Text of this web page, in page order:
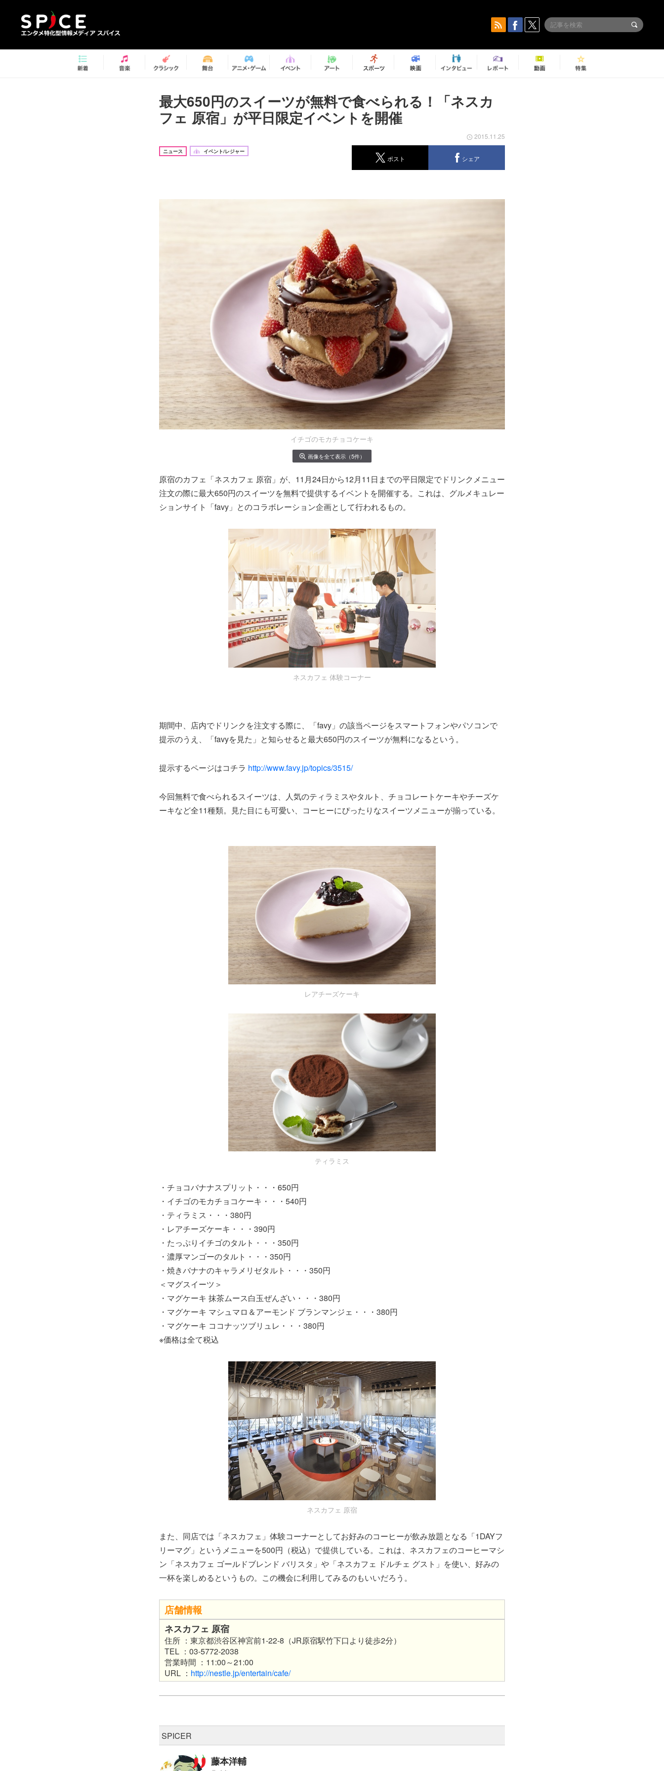
最大650円のスイーツが無料で食べられる！「ネスカ
フェ 原宿」が平日限定イベントを開催
ニュース イベント/レジャー
2015.11.25
ポスト シェア
イチゴのモカチョコケーキ
画像を全て表示（5件）
原宿のカフェ「ネスカフェ 原宿」が、11月24日から12月11日までの平日限定でドリンクメニュー
注文の際に最大650円のスイーツを無料で提供するイベントを開催する。これは、グルメキュレー
ションサイト「favy」とのコラボレーション企画として行われるもの。
ネスカフェ 体験コーナー
期間中、店内でドリンクを注文する際に、「favy」の該当ページをスマートフォンやパソコンで
提示のうえ、「favyを見た」と知らせると最大650円のスイーツが無料になるという。
提示するページはコチラ http://www.favy.jp/topics/3515/
今回無料で食べられるスイーツは、人気のティラミスやタルト、チョコレートケーキやチーズケ
ーキなど全11種類。見た目にも可愛い、コーヒーにぴったりなスイーツメニューが揃っている。
レアチーズケーキ
ティラミス
・チョコバナナスプリット・・・650円
・イチゴのモカチョコケーキ・・・540円
・ティラミス・・・380円
・レアチーズケーキ・・・390円
・たっぷりイチゴのタルト・・・350円
・濃厚マンゴーのタルト・・・350円
・焼きバナナのキャラメリゼタルト・・・350円
＜マグスイーツ＞
・マグケーキ 抹茶ムース白玉ぜんざい・・・380円
・マグケーキ マシュマロ＆アーモンド ブランマンジェ・・・380円
・マグケーキ ココナッツブリュレ・・・380円
※価格は全て税込
ネスカフェ 原宿
また、同店では「ネスカフェ」体験コーナーとしてお好みのコーヒーが飲み放題となる「1DAYフ
リーマグ」というメニューを500円（税込）で提供している。これは、ネスカフェのコーヒーマシ
ン「ネスカフェ ゴールドブレンド バリスタ」や「ネスカフェ ドルチェ グスト」を使い、好みの
一杯を楽しめるというもの。この機会に利用してみるのもいいだろう。
店舗情報
ネスカフェ 原宿
住所 ：東京都渋谷区神宮前1-22-8（JR原宿駅竹下口より徒歩2分）
TEL ：03-5772-2038
営業時間 ：11:00～21:00
URL ： http://nestle.jp/entertain/cafe/
SPICER
藤本洋輔